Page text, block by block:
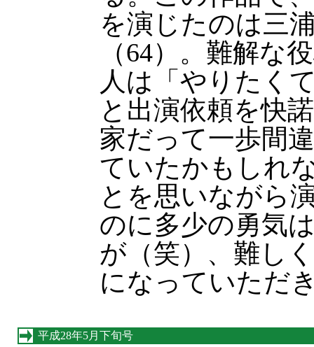
を演じたのは三
（64）。難解な
人は「やりたく
と出演依頼を快
家だって一歩間
ていたかもしれ
とを思いながら
のに多少の勇気
が（笑）、難し
になっていただ
平成28年5月下旬号